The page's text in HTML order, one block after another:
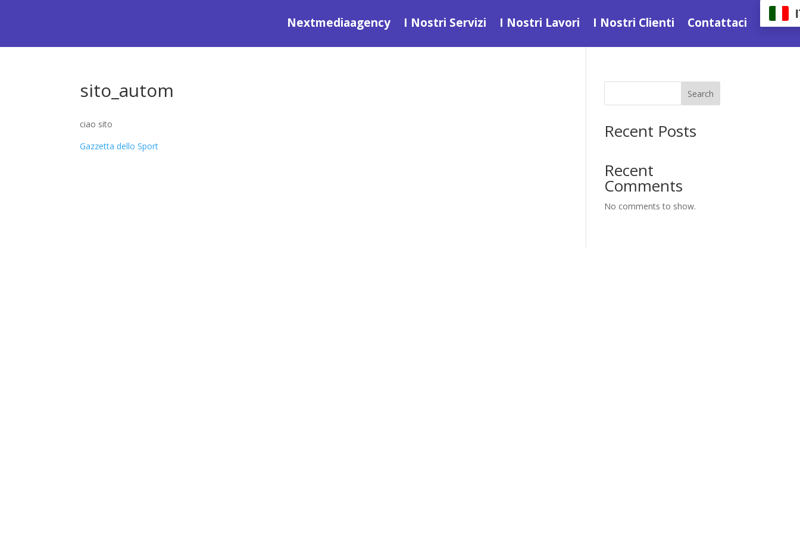
Nextmediaagency I Nostri Servizi I Nostri Lavori I Nostri Clienti Contattaci
sito_autom
ciao sito
Gazzetta dello Sport
Search
Recent Posts
Recent
Comments
No comments to show.